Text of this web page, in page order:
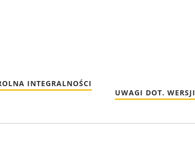
INTEGRALNOŚCI
UWAGI DOT. WERSJI